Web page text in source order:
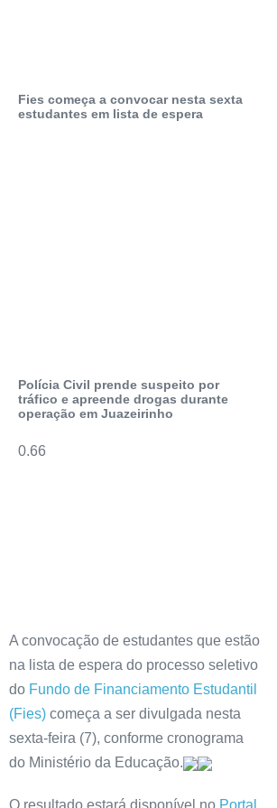
Fies começa a convocar nesta sexta
estudantes em lista de espera
Polícia Civil prende suspeito por
tráfico e apreende drogas durante
operação em Juazeirinho
A convocação de estudantes que estão
na lista de espera do processo seletivo
do Fundo de Financiamento Estudantil
(Fies) começa a ser divulgada nesta
sexta-feira (7), conforme cronograma
do Ministério da Educação.
O resultado estará disponível no Portal